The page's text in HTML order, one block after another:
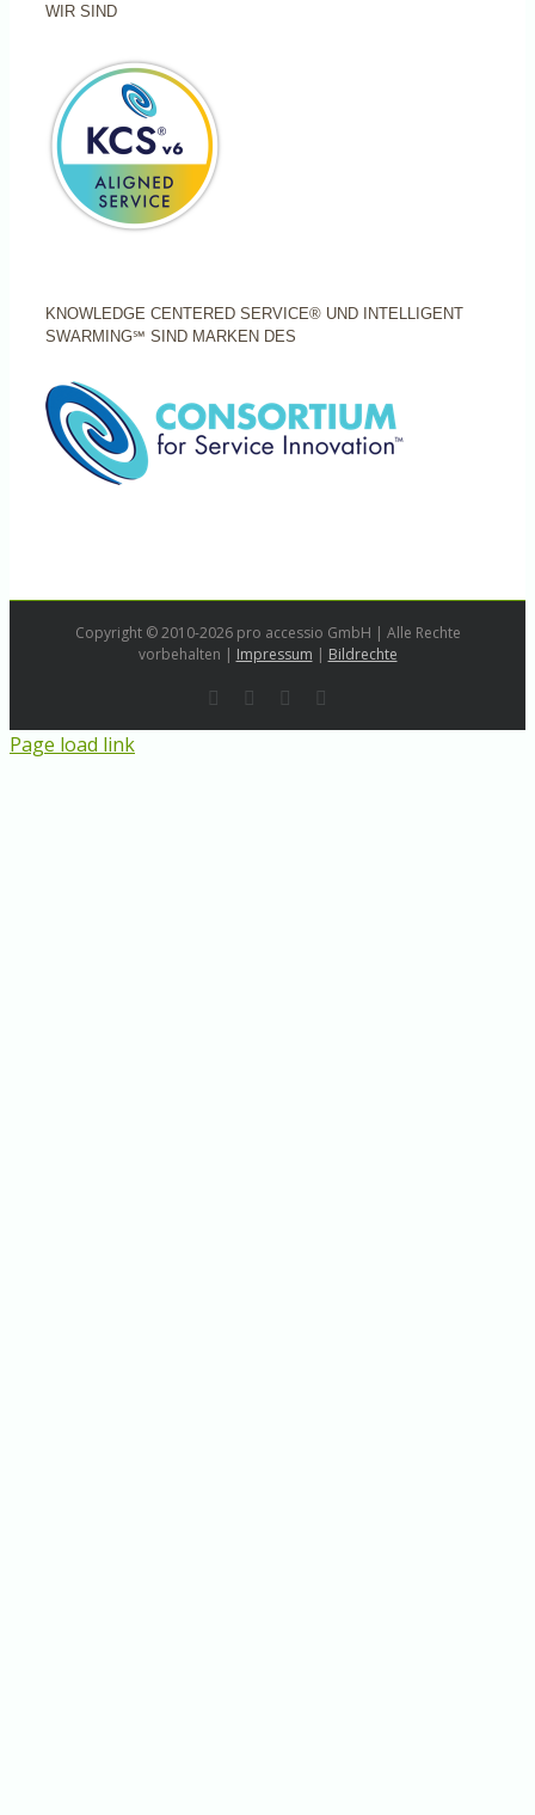
WIR SIND
KNOWLEDGE CENTERED SERVICE® UND INTELLIGENT
SWARMING℠ SIND MARKEN DES
Copyright © 2010-2026 pro accessio GmbH | Alle Rechte
vorbehalten | Impressum | Bildrechte
LinkedInInstagram
Page load link